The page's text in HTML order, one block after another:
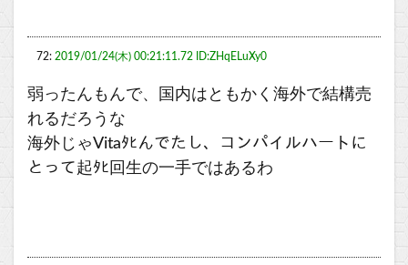
72: 2019/01/24(木) 00:21:11.72 ID:ZHqELuXy0
弱ったんもんで、国内はともかく海外で結構売
れるだろうな
海外じゃVitaﾀﾋんでたし、コンパイルハートに
とって起ﾀﾋ回生の一手ではあるわ